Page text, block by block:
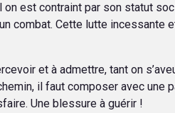
est contraint par son statut
combat. Cette lutte
et à admettre, tant on
il faut composer avec une
Une blessure à guérir !